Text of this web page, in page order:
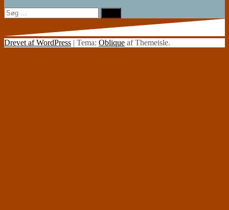
Søg
efter:
Drevet af WordPress | Tema: Oblique af Themeisle.